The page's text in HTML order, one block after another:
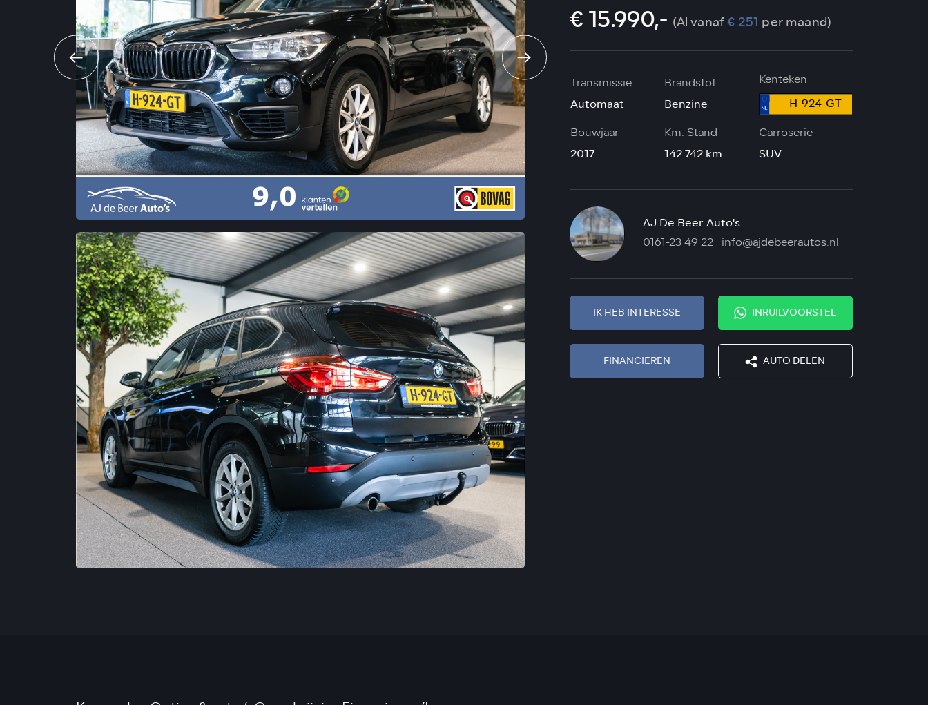
€ 15.990,- (Al vanaf€ 251 per maand)
Transmissie
Automaat
Brandstof
Benzine
Kenteken
H-924-GT
Bouwjaar
2017
Km. Stand
142.742 km
Carroserie
SUV
AJ De Beer Auto's
0161-23 49 22 info@ajdebeerautos.nl
IK HEB INTERESSE INRUILVOORSTEL
FINANCIEREN AUTO DELEN